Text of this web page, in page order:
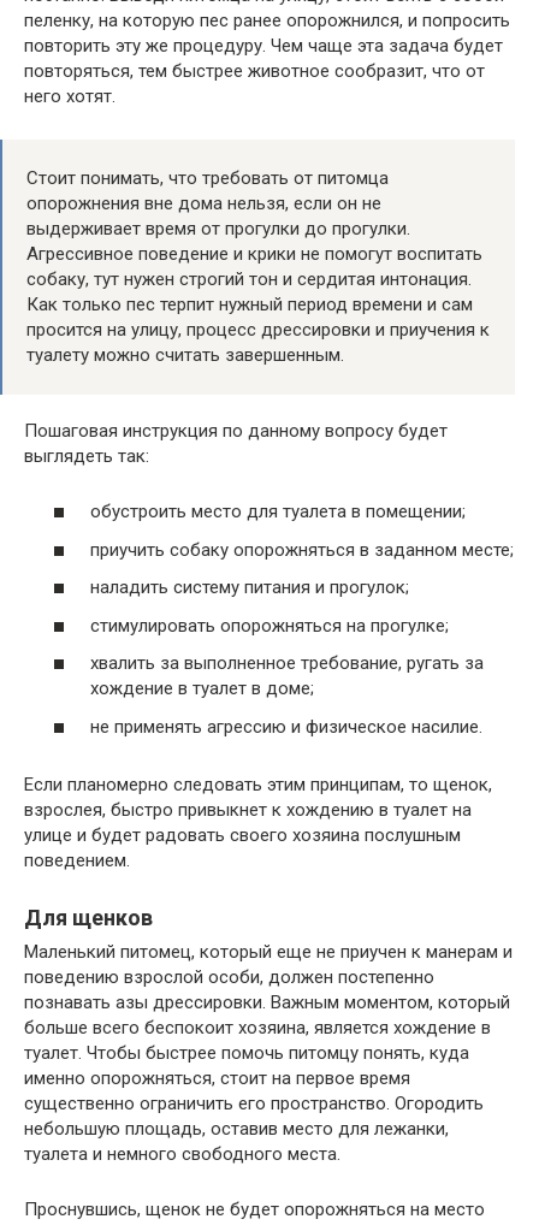
пеленку, на которую пес ранее опорожнился, и попросить
повторить эту же процедуру. Чем чаще эта задача будет
повторяться, тем быстрее животное сообразит, что от
него хотят.
Стоит понимать, что требовать от питомца
опорожнения вне дома нельзя, если он не
выдерживает время от прогулки до прогулки.
Агрессивное поведение и крики не помогут воспитать
собаку, тут нужен строгий тон и сердитая интонация.
Как только пес терпит нужный период времени и сам
просится на улицу, процесс дрессировки и приучения к
туалету можно считать завершенным.
Пошаговая инструкция по данному вопросу будет
выглядеть так:
обустроить место для туалета в помещении;
приучить собаку опорожняться в заданном месте;
наладить систему питания и прогулок;
стимулировать опорожняться на прогулке;
хвалить за выполненное требование, ругать за
хождение в туалет в доме;
не применять агрессию и физическое насилие.
Если планомерно следовать этим принципам, то щенок,
взрослея, быстро привыкнет к хождению в туалет на
улице и будет радовать своего хозяина послушным
поведением.
Для щенков
Маленький питомец, который еще не приучен к манерам и
поведению взрослой особи, должен постепенно
познавать азы дрессировки. Важным моментом, который
больше всего беспокоит хозяина, является хождение в
туалет. Чтобы быстрее помочь питомцу понять, куда
именно опорожняться, стоит на первое время
существенно ограничить его пространство. Огородить
небольшую площадь, оставив место для лежанки,
туалета и немного свободного места.
Проснувшись, щенок не будет опорожняться на место